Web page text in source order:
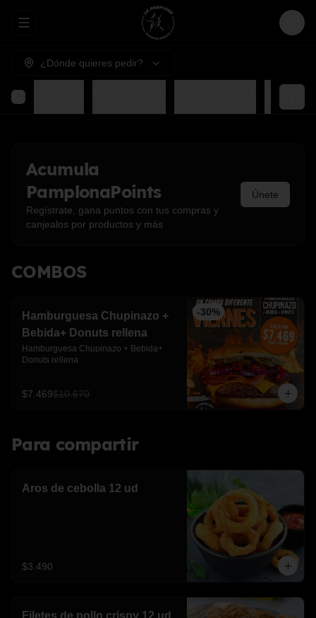
Abrir menu de navegación Login
¿Dónde quieres pedir?
Acumula
PamplonaPoints
Regístrate, gana puntos con tus compras y
canjealos por productos y más
Únete
COMBOS
-30%
Hamburguesa Chupinazo +
Bebida+ Donuts rellena
Hamburguesa Chupinazo + Bebida+
Donuts rellena
$7.469$10.670
Para compartir
Aros de cebolla 12 ud
$3.490
Filetes de pollo crispy 12 ud